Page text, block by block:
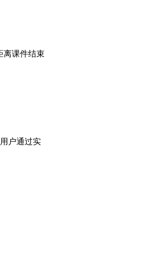
离课件结束
户通过实